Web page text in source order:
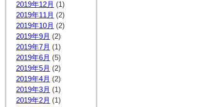
2019年12月 (1)
2019年11月 (2)
2019年10月 (2)
2019年9月 (2)
2019年7月 (1)
2019年6月 (5)
2019年5月 (2)
2019年4月 (2)
2019年3月 (1)
2019年2月 (1)